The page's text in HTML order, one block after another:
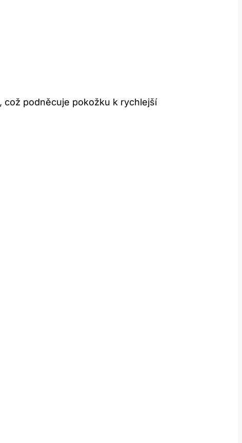
což podněcuje pokožku k rychlejší